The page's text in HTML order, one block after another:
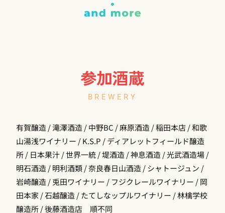
参加酒蔵
BREWERY
有賀醸造 / 滝澤酒造 / 中野BC / 麻原酒造 / 稲田本店 / 和歌
山湯浅ワイナリー / K.S.P / ディアレットフィールド醸造
所 / 日本果汁 / 世界一統 / 堤酒造 / 神息酒造 / 光武酒造場 /
明石酒造 / 明利酒類 / 奈良春日山酒造 / シャトージュン /
岩崎醸造 / 兎田ワイナリー / フジクレールワイナリー / 岡
田本家 / 石越醸造 / たてしなップルワイナリー / 林檎学校
醸造所 / 後藤酒造店 順不同